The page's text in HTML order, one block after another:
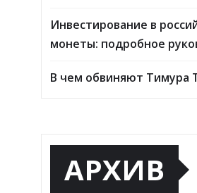
Инвестирование в
монеты: подробное
В чем обвиняют Тимура
АРХИВ